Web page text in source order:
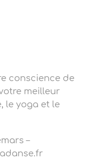
conscience de
meilleur
le yoga et le
–